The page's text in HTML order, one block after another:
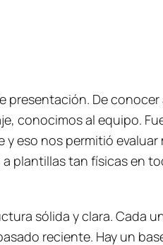
presentación. De
conocimos al equipo.
eso nos permitió
plantillas tan físicas en
sólida y clara. Cada
reciente. Hay un